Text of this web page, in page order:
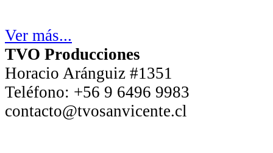
Ver más...
TVO Producciones
Horacio Aránguiz #1351
Teléfono: +56 9 6496 9983
contacto@tvosanvicente.cl